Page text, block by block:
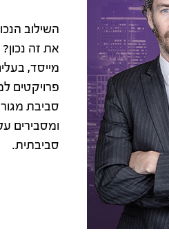
השילוב
את זה
מייסד,
פרויקטים
סביבת
ומסבירים
סביבתית.